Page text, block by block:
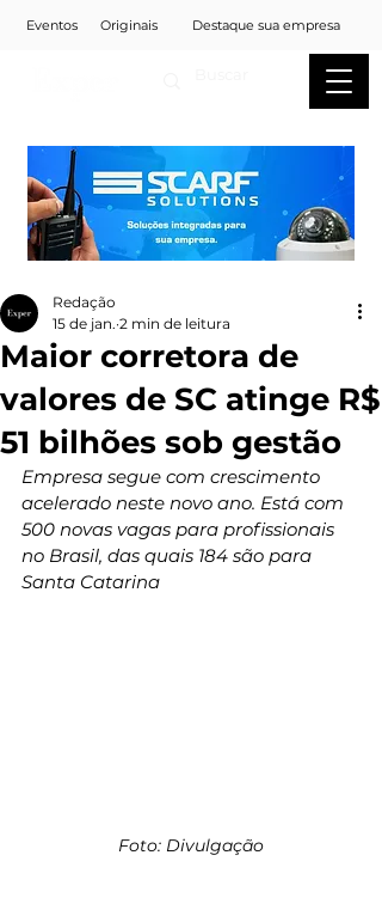
Eventos Originais Destaque sua empresa
Maior corretora de
valores de SC atinge R$
51 bilhões sob gestão
Redação
15 de jan. 2 min de leitura
Empresa segue com crescimento
acelerado neste novo ano. Está com
500 novas vagas para profissionais
no Brasil, das quais 184 são para
Santa Catarina
Foto: Divulgação